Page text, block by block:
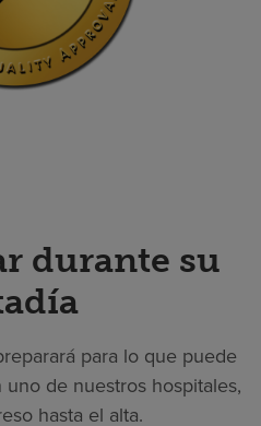
durante su
para lo que puede
de nuestros hospitales,
hasta el alta.